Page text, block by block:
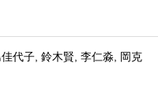
代子, 鈴木賢, 李仁淼, 岡克